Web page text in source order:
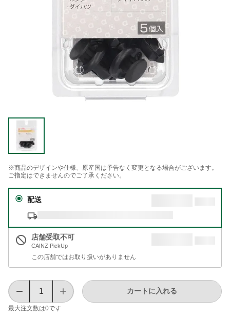
※商品のデザインや仕様、原産国は予告なく変更となる場合がございます。
ご指定はできませんのでご了承ください。
配送
店舗受取不可
CAINZ PickUp
この店舗ではお取り扱いがありません
最大注文数は0です
カートに入れる